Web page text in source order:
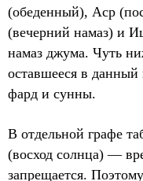
(обеденный), Аср
(вечерний намаз) и
намаз джума. Чуть
оставшееся в
фард и сунны.
В отдельной графе
(восход солнца) —
запрещается.